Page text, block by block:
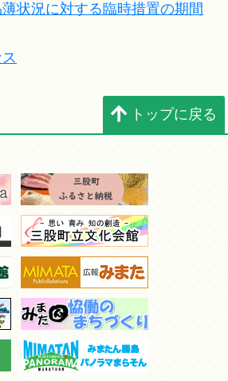
状況に対する臨時措置の期間
トップに戻る